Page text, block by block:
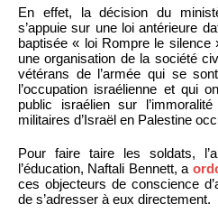
En effet, la décision du
s’appuie sur une loi antérieure
baptisée « loi Rompre le silence
une organisation de la société
vétérans de l’armée qui se
l’occupation israélienne et qui
public israélien sur
militaires d’Israël en Palestine
Pour faire taire les soldats,
l’éducation, Naftali Bennett, a
ces objecteurs de conscience
de s’adresser à eux directement.